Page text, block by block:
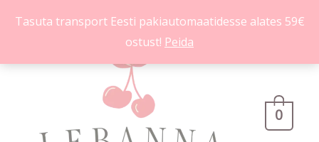
Tasuta transport Eesti pakiautomaatidesse alates 59€
ostust! Peida
MENÜÜ
0